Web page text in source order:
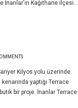
İnanlar'ın Kağıthane ilçesi...
Kilyos yolu üzerinde
yaptığı Terrace
bir proje. İnanlar Terrace